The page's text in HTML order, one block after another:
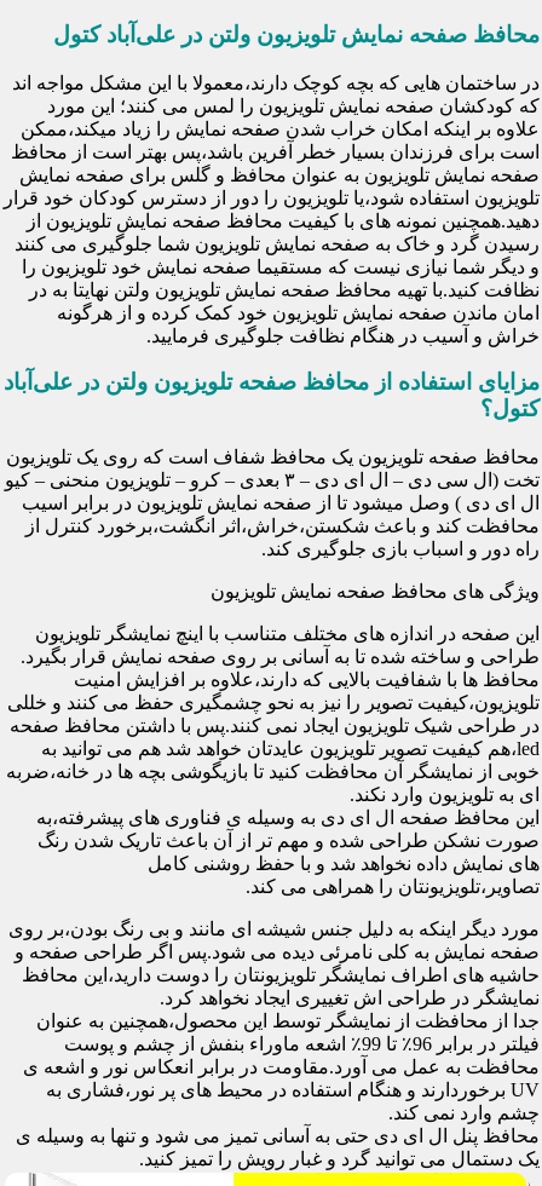
محافظ صفحه نمایش تلویزیون ولتن در علی‌آباد کتول
در ساختمان هایی که بچه کوچک دارند،معمولا با این مشکل مواجه اند
که کودکشان صفحه نمایش تلویزیون را لمس می کنند؛ این مورد
علاوه بر اینکه امکان خراب شدن صفحه نمایش را زیاد میکند،ممکن
است برای فرزندان بسیار خطر آفرین باشد،پس بهتر است از محافظ
صفحه نمایش تلویزیون به عنوان محافظ و گلس برای صفحه نمایش
تلویزیون استفاده شود،یا تلویزیون را دور از دسترس کودکان خود قرار
دهید.همچنین نمونه های با کیفیت محافظ صفحه نمایش تلویزیون از
رسیدن گرد و خاک به صفحه نمایش تلویزیون شما جلوگیری می کنند
و دیگر شما نیازی نیست که مستقیما صفحه نمایش خود تلویزیون را
نظافت کنید.با تهیه محافظ صفحه نمایش تلویزیون ولتن نهایتا به در
امان ماندن صفحه نمایش تلویزیون خود کمک کرده و از هرگونه
خراش و آسیب در هنگام نظافت جلوگیری فرمایید.
مزایای استفاده از محافظ صفحه تلویزیون ولتن در علی‌آباد
کتول؟
محافظ صفحه تلویزیون یک محافظ شفاف است که روی یک تلویزیون
تخت (ال سی دی – ال ای دی – ۳ بعدی – کرو – تلویزیون منحنی – کیو
ال ای دی ) وصل میشود تا از صفحه نمایش تلویزیون در برابر اسیب
محافظت کند و باعث شکستن،خراش،اثر انگشت،برخورد کنترل از
راه دور و اسباب بازی جلوگیری کند.
ویژگی های محافظ صفحه نمایش تلویزیون
این صفحه در اندازه های مختلف متناسب با اینچ نمایشگر تلویزیون
طراحی و ساخته شده تا به آسانی بر روی صفحه نمایش قرار بگیرد.
محافظ ها با شفافیت بالایی که دارند،علاوه بر افزایش امنیت
تلویزیون،کیفیت تصویر را نیز به نحو چشمگیری حفظ می کنند و خللی
در طراحی شیک تلویزیون ایجاد نمی کنند.پس با داشتن محافظ صفحه
led،هم کیفیت تصویر تلویزیون عایدتان خواهد شد هم می توانید به
خوبی از نمایشگر آن محافظت کنید تا بازیگوشی بچه ها در خانه،ضربه
ای به تلویزیون وارد نکند.
این محافظ صفحه ال ای دی به وسیله ی فناوری های پیشرفته،به
صورت نشکن طراحی شده و مهم تر از آن باعث تاریک شدن رنگ
های نمایش داده نخواهد شد و با حفظ روشنی کامل
تصاویر،تلویزیونتان را همراهی می کند.
مورد دیگر اینکه به دلیل جنس شیشه ای مانند و بی رنگ بودن،بر روی
صفحه نمایش به کلی نامرئی دیده می شود.پس اگر طراحی صفحه و
حاشیه های اطراف نمایشگر تلویزیونتان را دوست دارید،این محافظ
نمایشگر در طراحی اش تغییری ایجاد نخواهد کرد.
جدا از محافظت از نمایشگر توسط این محصول،همچنین به عنوان
فیلتر در برابر 96٪ تا 99٪ اشعه ماوراء بنفش از چشم و پوست
محافظت به عمل می آورد.مقاومت در برابر انعکاس نور و اشعه ی
UV برخوردارند و هنگام استفاده در محیط های پر نور،فشاری به
چشم وارد نمی کند.
محافظ پنل ال ای دی حتی به آسانی تمیز می شود و تنها به وسیله ی
یک دستمال می توانید گرد و غبار رویش را تمیز کنید.